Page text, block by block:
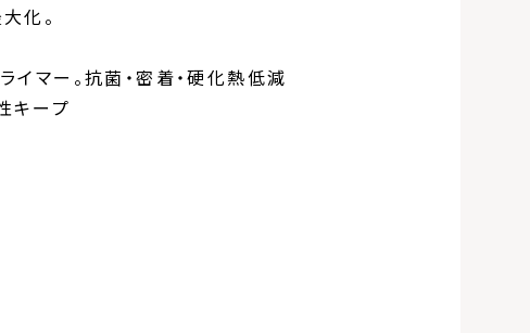
化。
マー。抗菌・密着・硬化熱低減
キープ